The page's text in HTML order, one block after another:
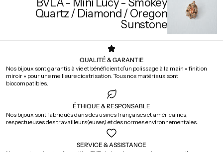
BVLA - Mini Lucy - Smokey
Quartz / Diamond / Oregon
Sunstone
QUALITÉ & GARANTIE
Nos bijoux sont garantis à vie et bénéficient d’un polissage à la main « finition
miroir » pour une meilleure cicatrisation. Tous nos matériaux sont
biocompatibles.
ÉTHIQUE & RESPONSABLE
Nos bijoux sont fabriqués dans des usines françaises et américaines,
respectueuses des travailleurs(euses) et des normes environnementales.
SERVICE & ASSISTANCE